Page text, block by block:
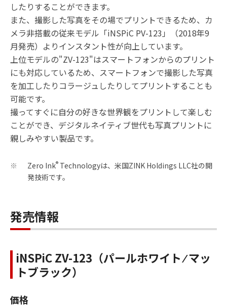
したりすることができます。
また、撮影した写真をその場でプリントできるため、カ
メラ非搭載の従来モデル「iNSPiC PV-123」（2018年9
月発売）よりインスタント性が向上しています。
上位モデルの"ZV-123"はスマートフォンからのプリント
にも対応しているため、スマートフォンで撮影した写真
を加工したりコラージュしたりしてプリントすることも
可能です。
撮ってすぐに自分の好きな世界観をプリントして楽しむ
ことができ、デジタルネイティブ世代も写真プリントに
親しみやすい製品です。
※ Zero Ink® Technologyは、米国ZINK Holdings LLC社の開
発技術です。
発売情報
iNSPiC ZV-123（パールホワイト ⁄ マッ
トブラック）
価格